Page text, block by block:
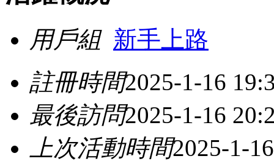
用戶組 新手上路
註冊時間2025-1-16
最後訪問2025-1-16
上次活動時間2025-1-